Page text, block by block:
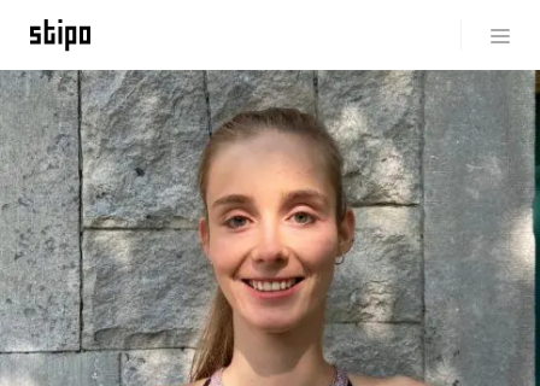
NL EN ITEL
Bank: IBAN NL 59 INGB 0006853075
BTW-nr: NL857161313B01
Kamer van Koophandel: 67752209